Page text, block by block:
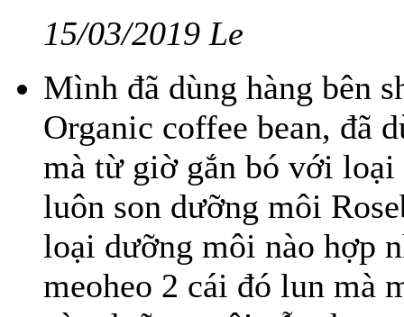
15/03/2019 Le
Mình đã dùng hàng bên
Organic coffee bean, đã
mà từ giờ gắn bó với
luôn son dưỡng môi
loại dưỡng môi nào hợp
meoheo 2 cái đó lun mà